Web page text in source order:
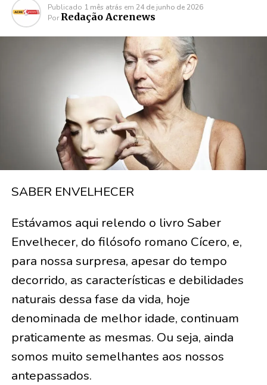
Publicado 1 mês atrás em 24 de junho de 2026
Por Redação Acrenews
SABER ENVELHECER
Estávamos aqui relendo o livro Saber
Envelhecer, do filósofo romano Cícero, e,
para nossa surpresa, apesar do tempo
decorrido, as características e debilidades
naturais dessa fase da vida, hoje
denominada de melhor idade, continuam
praticamente as mesmas. Ou seja, ainda
somos muito semelhantes aos nossos
antepassados.